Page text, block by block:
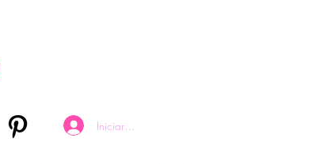
Iniciar sesión